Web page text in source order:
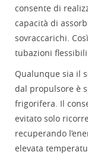
consente di
capacità di
sovraccarichi.
tubazioni
Qualunque sia il
dal propulsore è
frigorifera. Il
evitato solo
recuperando
elevata